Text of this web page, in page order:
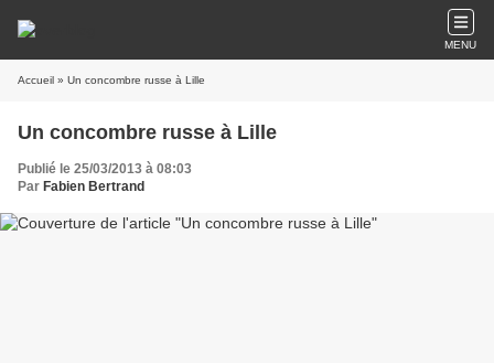
MENU
Accueil » Un concombre russe à Lille
Un concombre russe à Lille
Publié le 25/03/2013 à 08:03
Par Fabien Bertrand